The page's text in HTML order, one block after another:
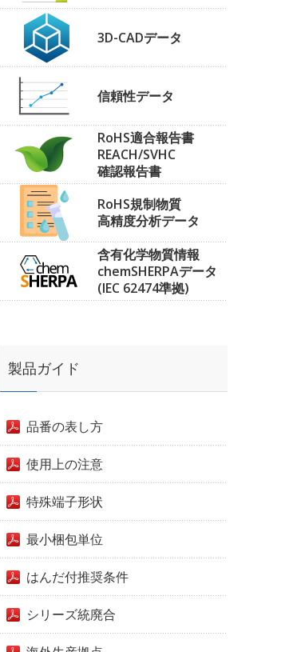
3D-CADデータ
信頼性データ
RoHS適合報告書
REACH/SVHC
確認報告書
RoHS規制物質
高精度分析データ
含有化学物質情報
chemSHERPAデータ
(IEC 62474準拠)
製品ガイド
品番の表し方
使用上の注意
特殊端子形状
最小梱包単位
はんだ付推奨条件
シリーズ統廃合